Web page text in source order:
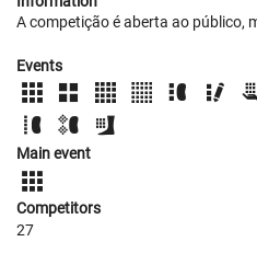
A competição é aberta ao público,
Events
Main event
Competitors
27